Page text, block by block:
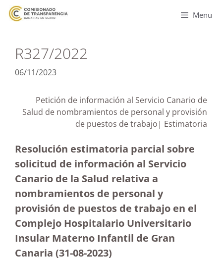
Menu
R327/2022
06/11/2023
Petición de información al Servicio Canario de
Salud de nombramientos de personal y provisión
de puestos de trabajo| Estimatoria
Resolución estimatoria parcial sobre
solicitud de información al Servicio
Canario de la Salud relativa a
nombramientos de personal y
provisión de puestos de trabajo en el
Complejo Hospitalario Universitario
Insular Materno Infantil de Gran
Canaria (31-08-2023)